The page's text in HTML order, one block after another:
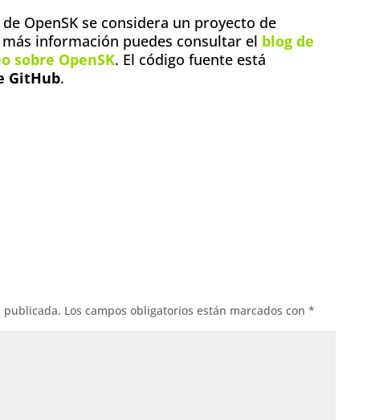
OpenSK se considera un proyecto de
información puedes consultar el blog de
sobre OpenSK. El código fuente está
GitHub.
publicada. Los campos obligatorios están marcados con *